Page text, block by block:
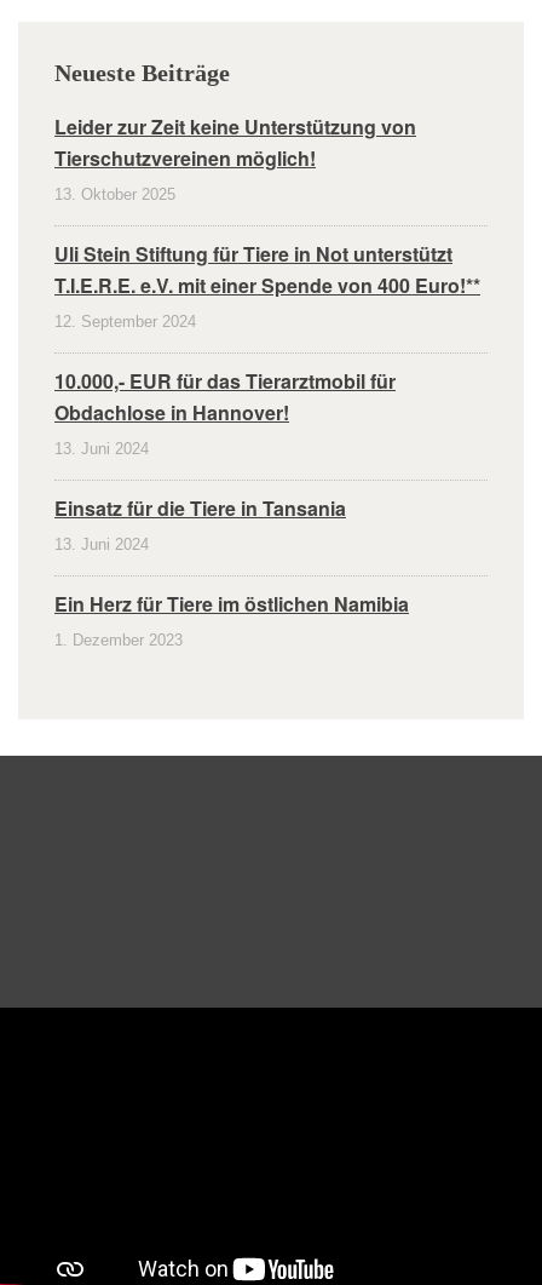
Neueste Beiträge
Leider zur Zeit keine Unterstützung von
Tierschutzvereinen möglich!
13. Oktober 2025
Uli Stein Stiftung für Tiere in Not unterstützt
T.I.E.R.E. e.V. mit einer Spende von 400 Euro!**
12. September 2024
10.000,- EUR für das Tierarztmobil für
Obdachlose in Hannover!
13. Juni 2024
Einsatz für die Tiere in Tansania
13. Juni 2024
Ein Herz für Tiere im östlichen Namibia
1. Dezember 2023